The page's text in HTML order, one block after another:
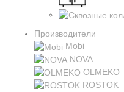
Производители
Mobi
NOVA
OLMEKO
ROSTOK